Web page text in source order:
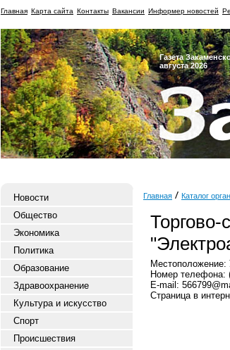
Главная Карта сайта Контакты Вакансии Информер новостей
Газета
августа 2026
Новости
Общество
Экономика
Политика
Образование
Здравоохранение
Культура и искусство
Спорт
Происшествия
Главная Каталог
Торгово-
Номер телефона:
E-mail:
Страница в